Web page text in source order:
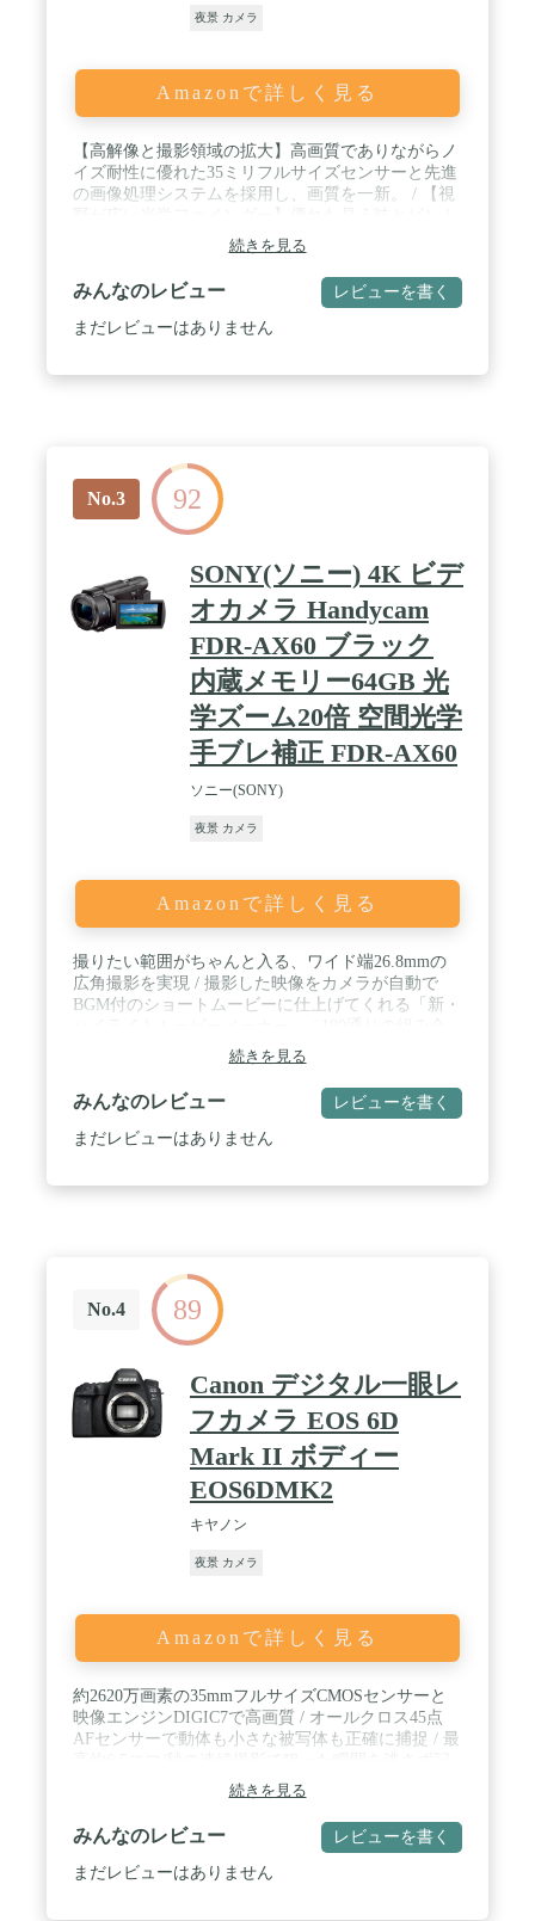
夜景 カメラ
Amazonで詳しく見る
【高解像と撮影領域の拡大】高画質でありながらノ
イズ耐性に優れた35ミリフルサイズセンサーと先進
の画像処理システムを採用し、画質を一新。 / 【視
の合わせやすさを追求。 / 【超高感度 ISO819200】
自社開発のアクセラレーターユニットを搭載。解像
感や高感度での色再現性が向上。これに伴い超高感
度ISO819200を達成。 / 【リアルレゾリューション
システムII】ボディ内手ぶれ補正SRIIを応用したペ
続きを見る
みんなのレビュー レビューを書く
まだレビューはありません
No.3 92
SONY(ソニー) 4K ビデ
オカメラ Handycam
FDR-AX60 ブラック
内蔵メモリー64GB 光
学ズーム20倍 空間光学
手ブレ補正 FDR-AX60
ソニー(SONY)
夜景 カメラ
Amazonで詳しく見る
撮りたい範囲がちゃんと入る、ワイド端26.8mmの
広角撮影を実現 / 撮影した映像をカメラが自動で
BGM付のショートムービーに仕上げてくれる「新・
わせの中から、撮影状況に合わせた最適な映像が取
れるように自動設定「おまかせオート」 / 撮影の幅
が広がるビューファインダー、マニュアルレンズリ
ング搭載 / カラー:ブラック / 動画有効画素数:829 万
画素 / 対応言語:日本語
続きを見る
みんなのレビュー レビューを書く
まだレビューはありません
No.4 89
Canon デジタル一眼レ
フカメラ EOS 6D
Mark II ボディー
EOS6DMK2
キヤノン
夜景 カメラ
Amazonで詳しく見る
約2620万画素の35mmフルサイズCMOSセンサーと
映像エンジンDIGIC7で高画質 / オールクロス45点
AFセンサーで動体も小さな被写体も正確に捕捉 / 最
録 / 本体重量約765gと世界最軽量のコンパクトボデ
ィー / 防塵防滴構造で天候や環境を問わず撮影をサ
ポート / タッチパネル・バリアングル液晶で撮影を
もっと自由に / BluetoothとWi-Fiでカメラの電源は
OFFのままスマホに写真を転送
続きを見る
みんなのレビュー レビューを書く
まだレビューはありません